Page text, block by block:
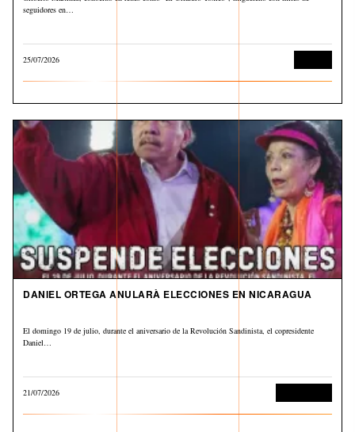
seguidores en…
25/07/2026
DANIEL ORTEGA ANULARÀ ELECCIONES EN NICARAGUA
El domingo 19 de julio, durante el aniversario de la Revolución Sandinista, el copresidente
Daniel…
21/07/2026